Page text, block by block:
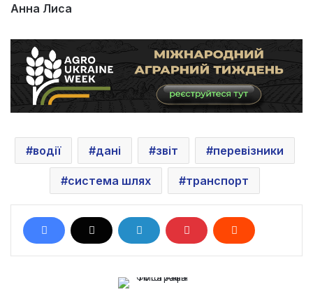
Анна Лиса
водії дані звіт перевізники
система шлях транспорт